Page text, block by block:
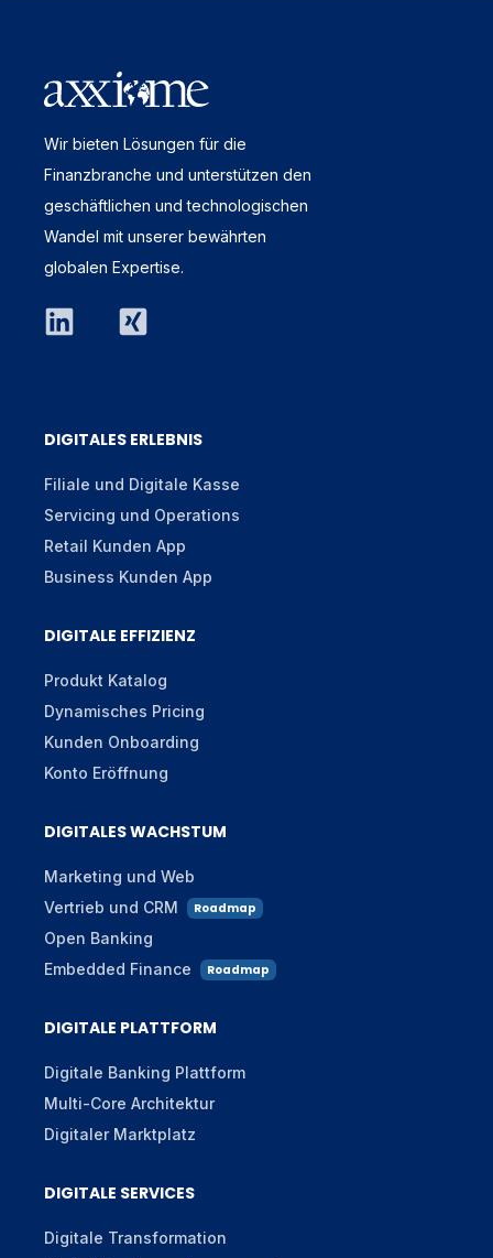
Wir bieten Lösungen für die
Finanzbranche und unterstützen den
geschäftlichen und technologischen
Wandel mit unserer bewährten
globalen Expertise.
DIGITALES ERLEBNIS
Filiale und Digitale Kasse
Servicing und Operations
Retail Kunden App
Business Kunden App
DIGITALE EFFIZIENZ
Produkt Katalog
Dynamisches Pricing
Kunden Onboarding
Konto Eröffnung
DIGITALES WACHSTUM
Marketing und Web
Vertrieb und CRM
Roadmap
Open Banking
Embedded Finance
Roadmap
DIGITALE PLATTFORM
Digitale Banking Plattform
Multi-Core Architektur
Digitaler Marktplatz
DIGITALE SERVICES
Digitale Transformation